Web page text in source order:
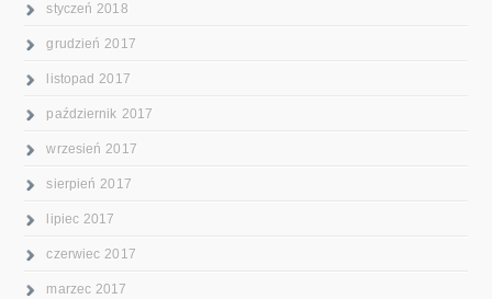
styczeń 2018
grudzień 2017
listopad 2017
październik 2017
wrzesień 2017
sierpień 2017
lipiec 2017
czerwiec 2017
marzec 2017